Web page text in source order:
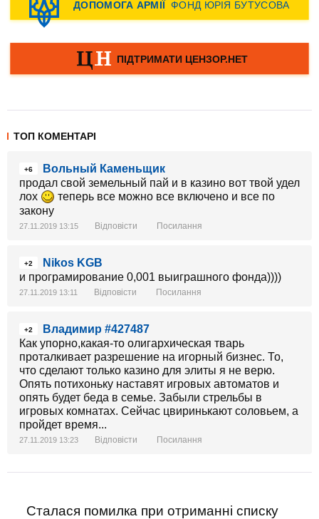
ТОП КОМЕНТАРІ
+6
Вольный Каменьщик
продал свой земельный пай и в казино вот твой удел
лох
теперь все можно все включено и все по
закону
27.11.2019 13:15 Відповісти Посилання
+2
Nikos KGB
и програмирование 0,001 выиграшного фонда))))
27.11.2019 13:11 Відповісти Посилання
+2
Владимир #427487
Как упорно,какая-то олигархическая тварь
проталкивает разрешение на игорный бизнес. То,
что сделают только казино для элиты я не верю.
Опять потихоньку наставят игровых автоматов и
опять будет беда в семье. Забыли стрельбы в
игровых комнатах. Сейчас цвиринькают соловьем, а
пройдет время...
27.11.2019 13:23 Відповісти Посилання
Сталася помилка при отриманні списку